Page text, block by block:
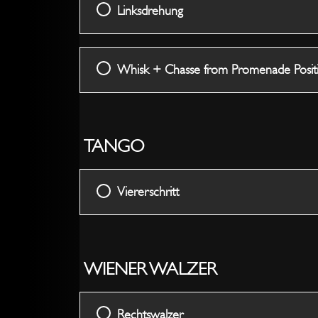
Linksdrehung
Whisk + Chasse from Promenade
TANGO
Viererschritt
WIENER WALZER
Rechtswalzer